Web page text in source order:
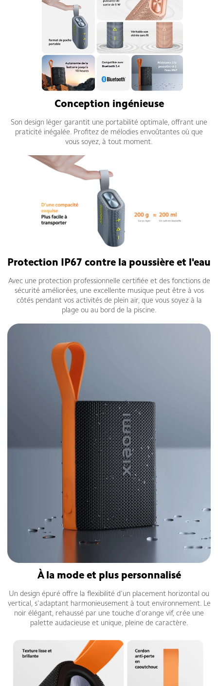
Conception ingénieuse
Son design léger garantit une portabilité optimale, offrant une
praticité inégalée. Profitez de mélodies envoûtantes où que
vous soyez, à tout moment.
Protection IP67 contre la poussière et l'eau
Avec une protection professionnelle certifiée et des fonctions de
sécurité améliorées, une excellente musique peut être à vos
côtés pendant vos activités de plein air, que vous soyez à la
plage ou au bord de la piscine.
À la mode et plus personnalisé
Un design épuré offre la flexibilité d'un placement horizontal ou
vertical, s'adaptant harmonieusement à tout environnement. Le
noir élégant, rehaussé par une touche d'orange vif, crée une
palette audacieuse et unique, pleine de caractère.